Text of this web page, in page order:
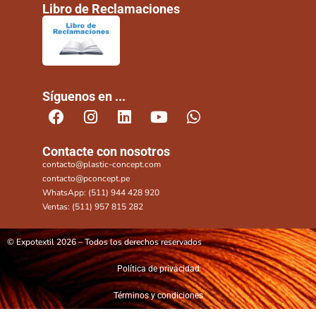
Libro de Reclamaciones
Síguenos en ...
Contacte con nosotros
contacto@plastic-concept.com
contacto@pconcept.pe
WhatsApp: (511) 944 428 920
Ventas: (511) 957 815 282
© Expotextil 2026 – Todos los derechos reservados
Política de privacidad
Términos y condiciones